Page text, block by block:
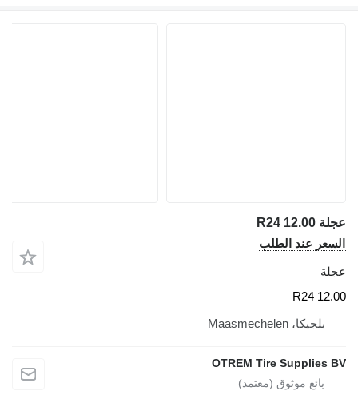
عجلة 12.00 R24
السعر عند الطلب
عجلة
12.00 R24
بلجيكا، Maasmechelen
OTREM Tire Supplies BV